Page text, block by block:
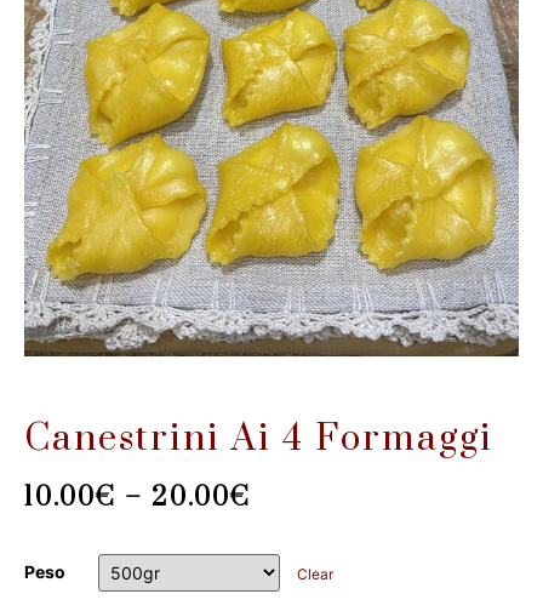
Canestrini Ai 4 Formaggi
10.00€ – 20.00€
Peso Clear